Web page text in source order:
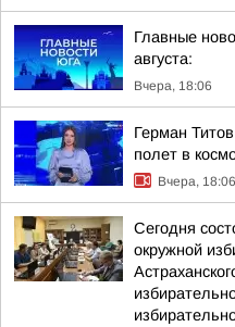
Главные
августа:
Вчера, 18:06
Герман
полет в
Вчера, 18:06
Сегодня
окружной